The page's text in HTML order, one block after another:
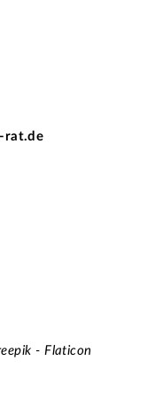
rat.de
- Flaticon